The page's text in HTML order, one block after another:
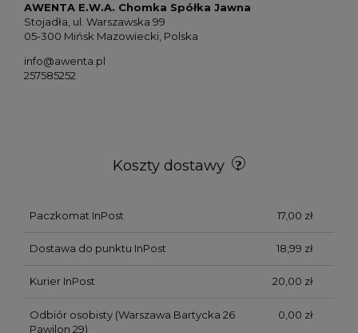
AWENTA E.W.A. Chomka Spółka Jawna
Stojadła, ul. Warszawska 99
05-300 Mińsk Mazowiecki, Polska
info@awenta.pl
257585252
Koszty dostawy
Paczkomat InPost 17,00 zł
Dostawa do punktu InPost 18,99 zł
Kurier InPost 20,00 zł
Odbiór osobisty(Warszawa Bartycka 26
Pawilon 29)
0,00 zł